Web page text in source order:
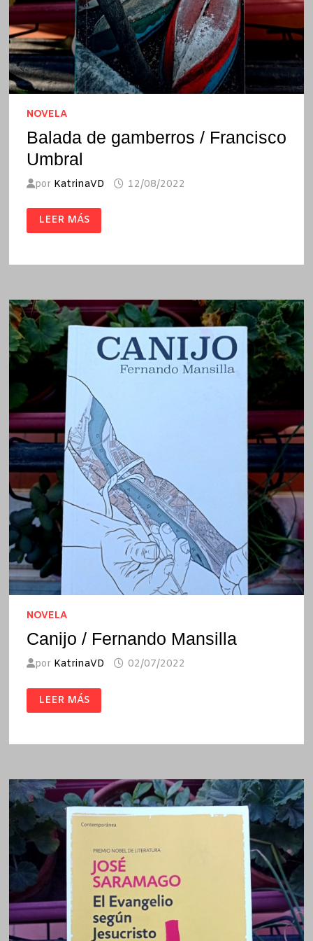
NOVELA
Balada de gamberros / Francisco
Umbral
por KatrinaVD 12/08/2022
BALADA
DE
GAMBERROS
UMBRAL
LEER MÁS
NOVELA
Canijo / Fernando Mansilla
por KatrinaVD 02/07/2022
CANIJO
/
FERNANDO
LEER MÁS